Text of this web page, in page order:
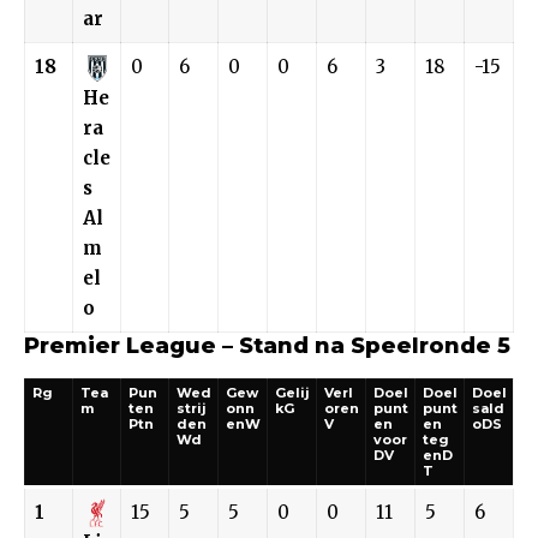
ar
18
He
ra
cle
s
Al
m
el
o
0 6 0 0 6 3 18 -15
Premier League – Stand na Speelronde 5
Rg
Tea
m
Pun
ten
Ptn
Wed
strij
den
Wd
Gew
onn
enW
Gelij
kG
Verl
oren
V
Doel
punt
en
voor
DV
Doel
punt
en
teg
enD
T
Doel
sald
oDS
1
15 5 5 0 0 11 5 6